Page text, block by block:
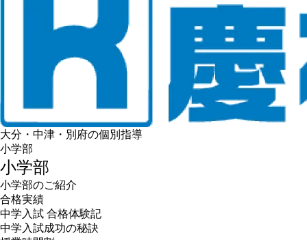
大分・中津・別府の個別指導
小学部
小学部
小学部のご紹介
合格実績
中学入試 合格体験記
中学入試成功の秘訣